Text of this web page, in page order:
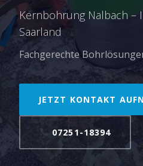
Kernbohrung Nalbach –
Saarland
Fachgerechte
JETZT KONTAKT
07251-18394